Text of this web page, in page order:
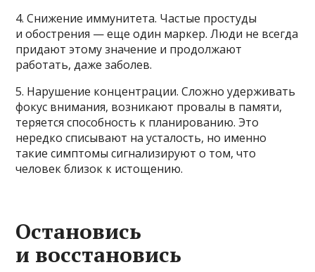
4. Снижение иммунитета. Частые простуды
и обострения — еще один маркер. Люди не всегда
придают этому значение и продолжают
работать, даже заболев.
5. Нарушение концентрации. Сложно удерживать
фокус внимания, возникают провалы в памяти,
теряется способность к планированию. Это
нередко списывают на усталость, но именно
такие симптомы сигнализируют о том, что
человек близок к истощению.
Остановись
и восстановись